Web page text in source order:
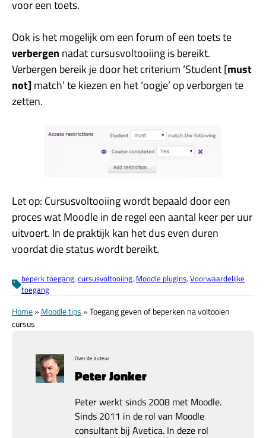
voor een toets.
Ook is het mogelijk om een forum of een toets te
verbergen nadat cursusvoltooiing is bereikt.
Verbergen bereik je door het criterium ‘Student [must
not]match’ te kiezen en het ‘oogje’ op verborgen te
zetten.
Let op: Cursusvoltooiing wordt bepaald door een
proces wat Moodle in de regel een aantal keer per uur
uitvoert. In de praktijk kan het dus even duren
voordat die status wordt bereikt.
beperk toegang, cursusvoltooiing, Moodle plugins, Voorwaardelijke
toegang
Home» Moodle tips »Toegang geven of beperken na voltooien
cursus
Over de auteur
Peter Jonker
Peter werkt sinds 2008 met Moodle.
Sinds 2011 in de rol van Moodle
consultant bij Avetica. In deze rol